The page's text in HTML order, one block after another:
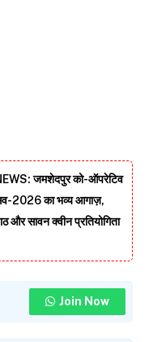
जमशेदपुर को-ऑपरेटिव
2026 का भव्य आगाज़,
और सावन क्वीन प्रतियोगिता
Join Now